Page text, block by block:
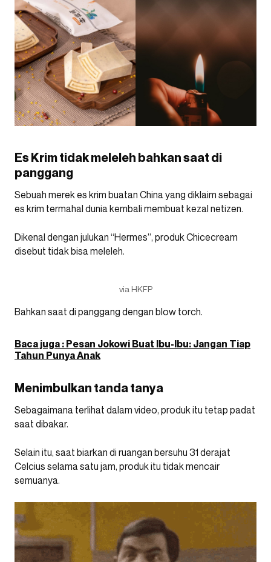
Es Krim tidak meleleh bahkan saat di
panggang
Sebuah merek es krim buatan China yang diklaim sebagai
es krim termahal dunia kembali membuat kezal netizen.
Dikenal dengan julukan “Hermes”, produk Chicecream
disebut tidak bisa meleleh.
via HKFP
Bahkan saat di panggang dengan blow torch.
Baca juga : Pesan Jokowi Buat Ibu-Ibu: Jangan Tiap
Tahun Punya Anak
Menimbulkan tanda tanya
Sebagaimana terlihat dalam video, produk itu tetap padat
saat dibakar.
Selain itu, saat biarkan di ruangan bersuhu 31 derajat
Celcius selama satu jam, produk itu tidak mencair
semuanya.